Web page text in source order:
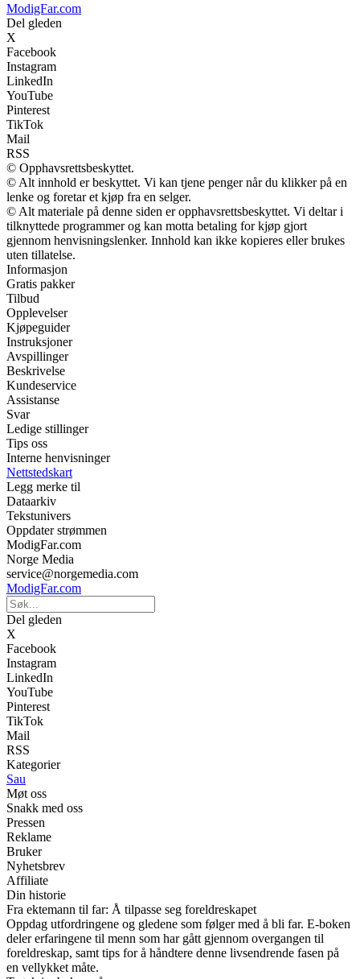
ModigFar.com
Del gleden
X
Facebook
Instagram
LinkedIn
YouTube
Pinterest
TikTok
Mail
RSS
© Opphavsrettsbeskyttet.
© Alt innhold er beskyttet. Vi kan tjene penger når du klikker på en
lenke og foretar et kjøp fra en selger.
© Alt materiale på denne siden er opphavsrettsbeskyttet. Vi deltar i
tilknyttede programmer og kan motta betaling for kjøp gjort
gjennom henvisningslenker. Innhold kan ikke kopieres eller brukes
uten tillatelse.
Informasjon
Gratis pakker
Tilbud
Opplevelser
Kjøpeguider
Instruksjoner
Avspillinger
Beskrivelse
Kundeservice
Assistanse
Svar
Ledige stillinger
Tips oss
Interne henvisninger
Nettstedskart
Legg merke til
Dataarkiv
Tekstunivers
Oppdater strømmen
ModigFar.com
Norge Media
service@norgemedia.com
ModigFar.com
Del gleden
X
Facebook
Instagram
LinkedIn
YouTube
Pinterest
TikTok
Mail
RSS
Kategorier
Sau
Møt oss
Snakk med oss
Pressen
Reklame
Bruker
Nyhetsbrev
Affiliate
Din historie
Fra ektemann til far: Å tilpasse seg foreldreskapet
Oppdag utfordringene og gledene som følger med å bli far. E-boken
deler erfaringene til menn som har gått gjennom overgangen til
foreldreskap, samt tips for å håndtere denne livsendrende fasen på
en vellykket måte.